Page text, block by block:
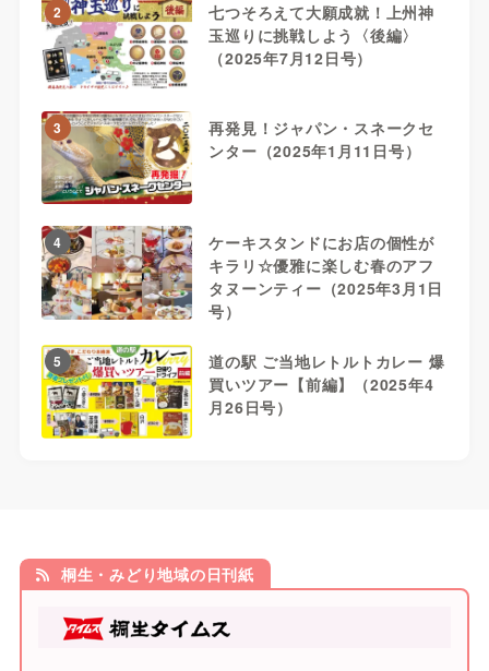
2
七つそろえて大願成就！上州神
玉巡りに挑戦しよう〈後編〉
（2025年7月12日号）
3
再発見！ジャパン・スネークセ
ンター（2025年1月11日号）
4
ケーキスタンドにお店の個性が
キラリ☆優雅に楽しむ春のアフ
タヌーンティー（2025年3月1日
号）
5
道の駅 ご当地レトルトカレー 爆
買いツアー【前編】（2025年4
月26日号）
桐生・みどり地域の日刊紙